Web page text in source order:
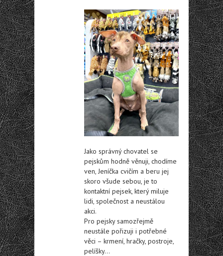
Jako správný chovatel se
pejskům hodně věnuji, chodíme
ven, Jeníčka cvičím a beru jej
skoro všude sebou, je to
kontaktní pejsek, který miluje
lidi, společnost a neustálou
akci.
Pro pejsky samozřejmě
neustále pořizuji i potřebné
věci – krmení, hračky, postroje,
pelíšky…